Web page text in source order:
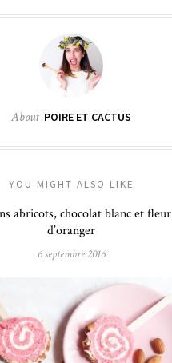
About POIRE ET CACTUS
YOU MIGHT ALSO LIKE
abricots, chocolat blanc et fleur
d’oranger
6 septembre 2016